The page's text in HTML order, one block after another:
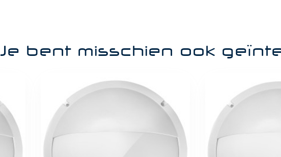
Je bent misschien ook